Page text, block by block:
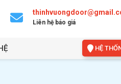
Liên hệ báo giá
HỆ